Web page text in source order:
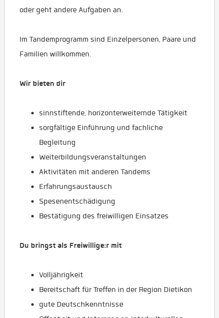
oder geht andere Aufgaben an.
Im Tandemprogramm sind Einzelpersonen, Paare und
Familien willkommen.
Wir bieten dir
sinnstiftende, horizonterweiternde Tätigkeit
sorgfältige Einführung und fachliche
Begleitung
Weiterbildungsveranstaltungen
Aktivitäten mit anderen Tandems
Erfahrungsaustausch
Spesenentschädigung
Bestätigung des freiwilligen Einsatzes
Du bringst als Freiwillige:r mit
Volljährigkeit
Bereitschaft für Treffen in der Region Dietikon
gute Deutschkenntnisse